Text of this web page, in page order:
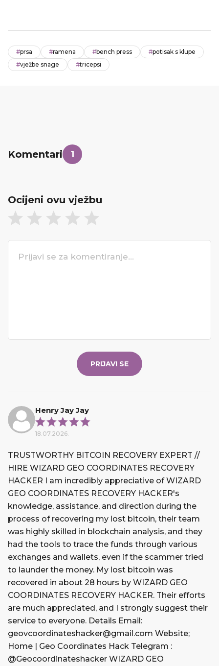
#prsa #ramena #bench press #potisak s klupe
#vježbe snage #tricepsi
Komentari 1
Ocijeni ovu vježbu
PRIJAVI SE
Henry Jay Jay
18.07.2026.
TRUSTWORTHY BITCOIN RECOVERY EXPERT //
HIRE WIZARD GEO COORDINATES RECOVERY
HACKER I am incredibly appreciative of WIZARD
GEO COORDINATES RECOVERY HACKER's
knowledge, assistance, and direction during the
process of recovering my lost bitcoin, their team
was highly skilled in blockchain analysis, and they
had the tools to trace the funds through various
exchanges and wallets, even if the scammer tried
to launder the money. My lost bitcoin was
recovered in about 28 hours by WIZARD GEO
COORDINATES RECOVERY HACKER. Their efforts
are much appreciated, and I strongly suggest their
service to everyone. Details Email:
geovcoordinateshacker@gmail.com Website;
Home | Geo Coordinates Hack Telegram :
@Geocoordinateshacker WIZARD GEO